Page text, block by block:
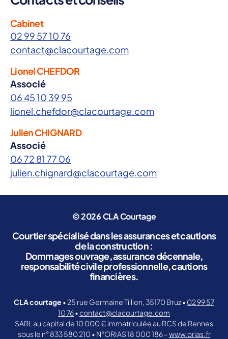
Cabinet
02 99 57 10 76
contact@clacourtage.com
Lionel CHEFDOR
Associé
06 45 10 39 95
lionel.chefdor@clacourtage.com
Julien CHIGNARD
Associé
06 72 81 77 06
julien.chignard@clacourtage.com
© 2026CLA Courtage
Courtier spécialisé dans les assurances et cautions
de la construction :
Dommages ouvrage, assurance décennale,
responsabilité civile professionnelle, cautions
financières.
CLA courtage • 25 rue Germaine Tillion, 35170 Bruz • 02 99 57
10 76•contact@clacourtage.com
SARL au capital de 10 000 € immatriculée au RCS de Rennes
sous le n° 833 580 210 • N°ORIAS 18 000 186 –www.orias.fr